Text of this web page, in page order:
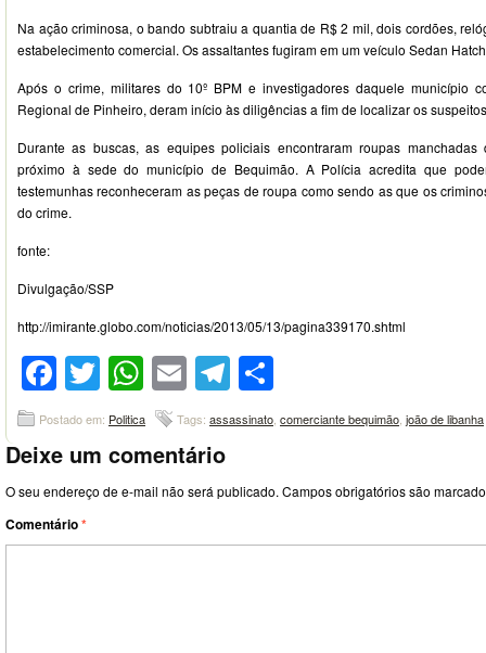
Na ação criminosa, o bando subtraiu a quantia de R$ 2 mil, dois cordões,
estabelecimento comercial. Os assaltantes fugiram em um veículo Sedan
Após o crime, militares do 10º BPM e investigadores daquele município
Regional de Pinheiro, deram início às diligências a fim de localizar os
Durante as buscas, as equipes policiais encontraram roupas
próximo à sede do município de Bequimão. A Polícia acredita que
testemunhas reconheceram as peças de roupa como sendo as que os
do crime.
fonte:
Divulgação/SSP
http://imirante.globo.com/noticias/2013/05/13/pagina339170.shtml
Facebook
Twitter
WhatsApp
EmailTelegram
Postado em: Politica Tags: assassinato comerciante bequimão joão de libanha
Deixe um comentário
O seu endereço de e-mail não será publicado. Campos obrigatórios são
Comentário*